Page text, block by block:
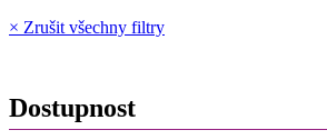
× Zrušit všechny filtry
Dostupnost